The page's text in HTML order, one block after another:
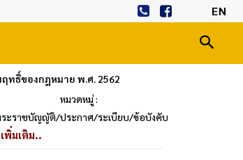
EN
ทธิ์ของกฎหมาย พ.ศ. 2562
หมวดหมู่ :
ะราชบัญญัติ/ประกาศ/ระเบียบ/ข้อบังคับ
พิ่มเติม..